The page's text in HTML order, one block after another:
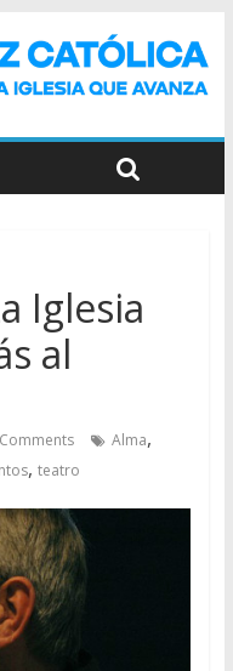
Iglesia
al
Alma,
, teatro